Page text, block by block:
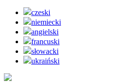
czeski
niemiecki
angielski
francuski
słowacki
ukraiński